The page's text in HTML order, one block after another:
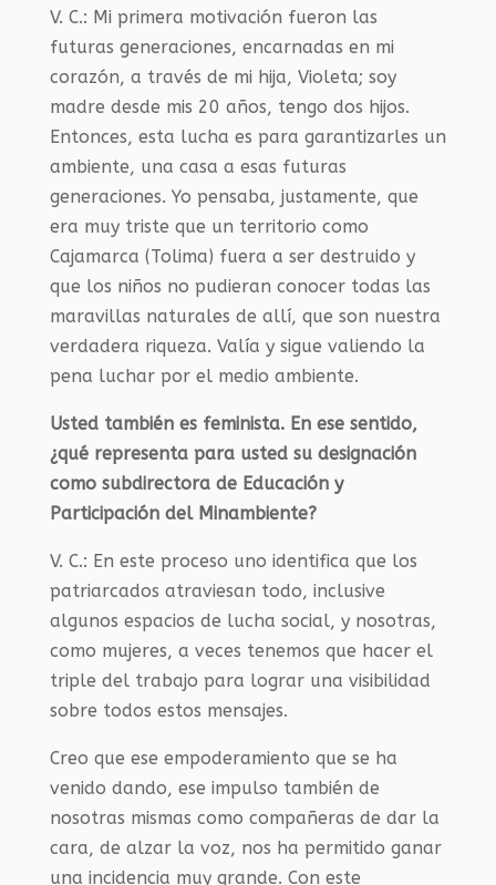
V. C.: Mi primera motivación fueron las
futuras generaciones, encarnadas en mi
corazón, a través de mi hija, Violeta; soy
madre desde mis 20 años, tengo dos hijos.
Entonces, esta lucha es para garantizarles un
ambiente, una casa a esas futuras
generaciones. Yo pensaba, justamente, que
era muy triste que un territorio como
Cajamarca (Tolima) fuera a ser destruido y
que los niños no pudieran conocer todas las
maravillas naturales de allí, que son nuestra
verdadera riqueza. Valía y sigue valiendo la
pena luchar por el medio ambiente.
Usted también es feminista. En ese sentido,
¿qué representa para usted su designación
como subdirectora de Educación y
Participación del Minambiente?
V. C.: En este proceso uno identifica que los
patriarcados atraviesan todo, inclusive
algunos espacios de lucha social, y nosotras,
como mujeres, a veces tenemos que hacer el
triple del trabajo para lograr una visibilidad
sobre todos estos mensajes.
Creo que ese empoderamiento que se ha
venido dando, ese impulso también de
nosotras mismas como compañeras de dar la
cara, de alzar la voz, nos ha permitido ganar
una incidencia muy grande. Con este